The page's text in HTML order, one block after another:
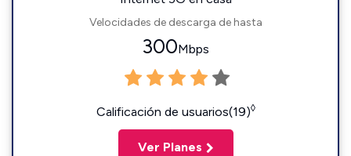
Velocidades de descarga de hasta
300Mbps
Calificación de usuarios(19)◊
Ver Planes